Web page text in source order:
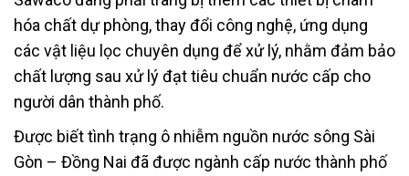
hóa chất dự phòng, thay đổi công nghệ, ứng dụng
các vật liệu lọc chuyên dụng để xử lý, nhằm đảm bảo
chất lượng sau xử lý đạt tiêu chuẩn nước cấp cho
người dân thành phố.
Được biết tình trạng ô nhiễm nguồn nước sông Sài
Gòn – Đồng Nai đã được ngành cấp nước thành phố